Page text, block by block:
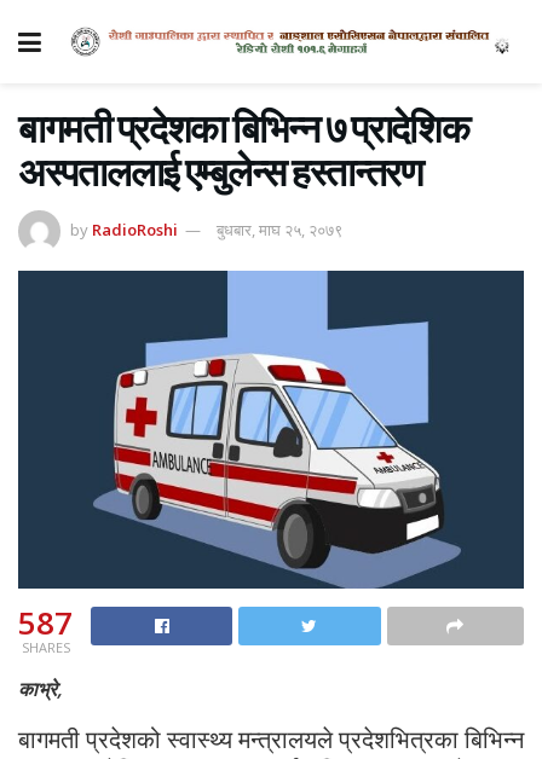
बागमती प्रदेशका बिभिन्न ७ प्रादेशिक
अस्पताललाई एम्बुलेन्स हस्तान्तरण
by RadioRoshi बुधबार, माघ २५, २०७९
587
SHARES
काभ्रे,
बागमती प्रदेशको स्वास्थ्य मन्त्रालयले प्रदेशभित्रका बिभिन्न